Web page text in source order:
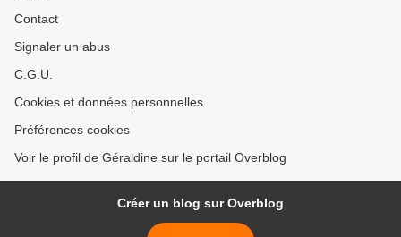
Contact
Signaler un abus
C.G.U.
Cookies et données personnelles
Préférences cookies
Voir le profil de Géraldine sur le portail Overblog
Créer un blog sur Overblog